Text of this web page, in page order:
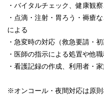
・バイタルチェック、健康観
・点滴・注射・胃ろう・褥
による
・急変時の対応（救急要請・初
・医師の指示による処置や他
・看護記録の作成、利用者・
※オンコール・夜間対応は原則